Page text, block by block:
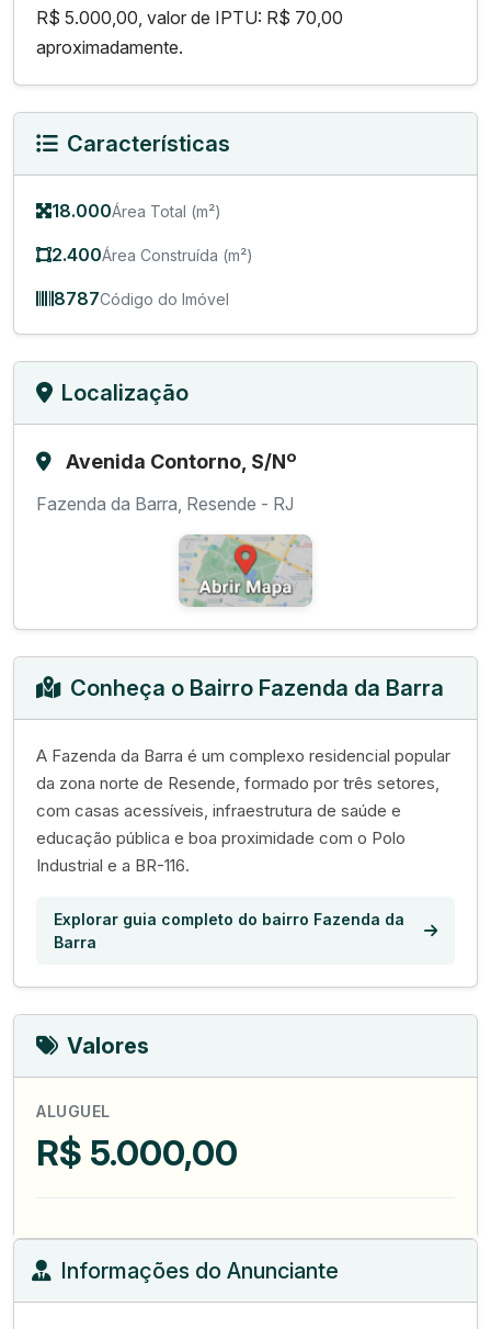
R$ 5.000,00, valor de IPTU: R$ 70,00
aproximadamente.
Características
18.000Área Total (m²)
2.400Área Construída (m²)
8787Código do Imóvel
Localização
Avenida Contorno, S/Nº
Fazenda da Barra, Resende - RJ
Conheça o Bairro Fazenda da Barra
A Fazenda da Barra é um complexo residencial popular
da zona norte de Resende, formado por três setores,
com casas acessíveis, infraestrutura de saúde e
educação pública e boa proximidade com o Polo
Industrial e a BR-116.
Explorar guia completo do bairro Fazenda da
Barra
Valores
ALUGUEL
R$ 5.000,00
Informações do Anunciante